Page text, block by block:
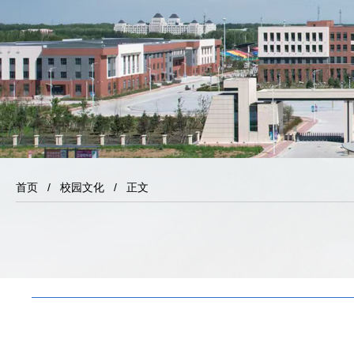
首页 / 校园文化 / 正文